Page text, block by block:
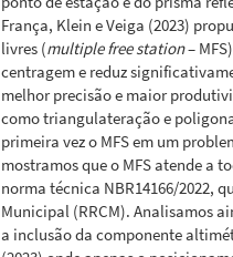
França, Klein e Veiga (2023)
livres (multiple free station–
centragem e reduz
melhor precisão e maior
como triangulateração e
primeira vez o MFS em um
mostramos que o MFS atende a
norma técnica NBR14166/2022,
Municipal (RRCM). Analisamos
a inclusão da componente